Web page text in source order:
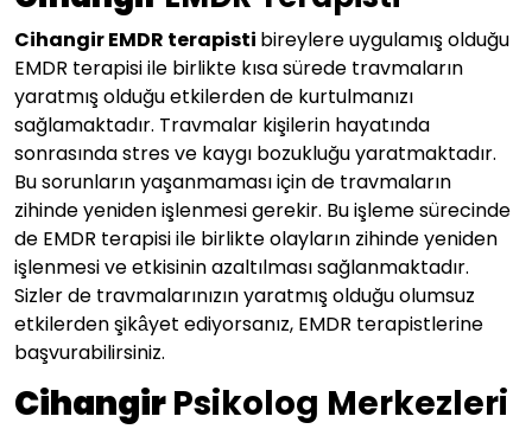
Cihangir EMDR terapisti bireylere uygulamış olduğu
EMDR terapisi ile birlikte kısa sürede travmaların
yaratmış olduğu etkilerden de kurtulmanızı
sağlamaktadır. Travmalar kişilerin hayatında
sonrasında stres ve kaygı bozukluğu yaratmaktadır.
Bu sorunların yaşanmaması için de travmaların
zihinde yeniden işlenmesi gerekir. Bu işleme sürecinde
de EMDR terapisi ile birlikte olayların zihinde yeniden
işlenmesi ve etkisinin azaltılması sağlanmaktadır.
Sizler de travmalarınızın yaratmış olduğu olumsuz
etkilerden şikâyet ediyorsanız, EMDR terapistlerine
başvurabilirsiniz.
Cihangir Psikolog Merkezleri